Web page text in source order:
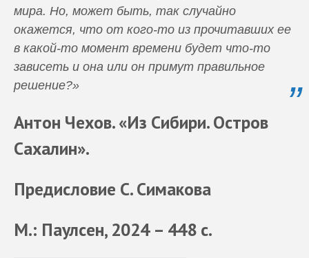
мира. Но, может быть, так случайно
окажется, что от кого-то из прочитавших ее
в какой-то момент времени будет что-то
зависеть и она или он примут правильное
решение?»
Антон Чехов. «Из Сибири. Остров
Сахалин».
Предисловие С. Симакова
М.: Паулсен, 2024 – 448 с.